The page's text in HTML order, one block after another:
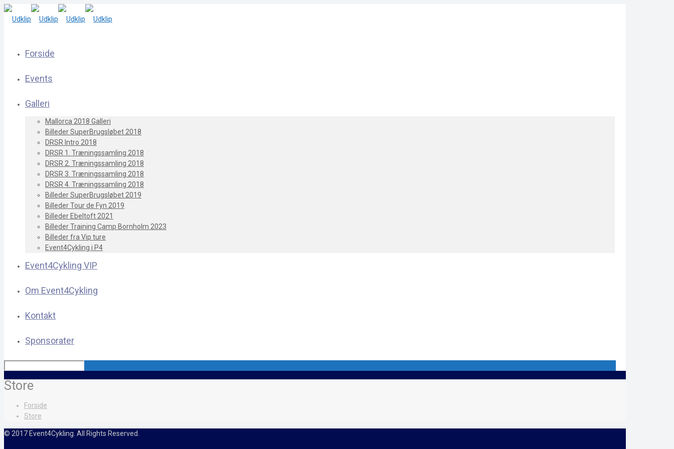
Forside
Events
Galleri
Mallorca 2018 Galleri
Billeder SuperBrugsløbet 2018
DRSR Intro 2018
DRSR 1. Træningssamling 2018
DRSR 2. Træningssamling 2018
DRSR 3. Træningssamling 2018
DRSR 4. Træningssamling 2018
Billeder SuperBrugsløbet 2019
Billeder Tour de Fyn 2019
Billeder Ebeltoft 2021
Billeder Training Camp Bornholm 2023
Billeder fra Vip ture
Event4Cykling i P4
Event4Cykling VIP
Om Event4Cykling
Kontakt
Sponsorater
Store
Forside
Store
© 2017 Event4Cykling. All Rights Reserved.